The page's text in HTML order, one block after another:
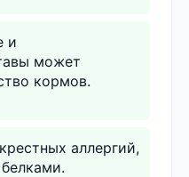
и
может
кормов.
аллергий,